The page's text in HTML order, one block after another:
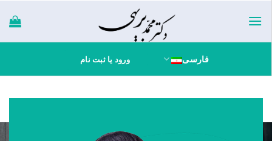
فارسی ورود یا ثبت نام